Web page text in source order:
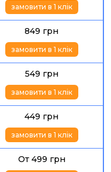
замовити в 1 клік
849 грн
замовити в 1 клік
549 грн
замовити в 1 клік
449 грн
замовити в 1 клік
От 499 грн